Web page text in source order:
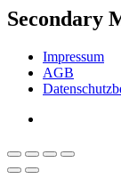
Secondary
Impressum
AGB